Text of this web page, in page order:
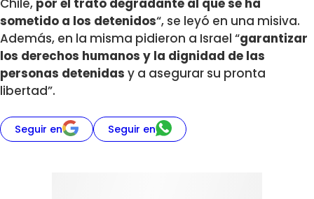
sometido a los detenidos“, se leyó en una misiva.
Además, en la misma pidieron a Israel “garantizar
los derechos humanos y la dignidad de las
personas detenidas y a asegurar su pronta
libertad”.
Seguir en Seguir en